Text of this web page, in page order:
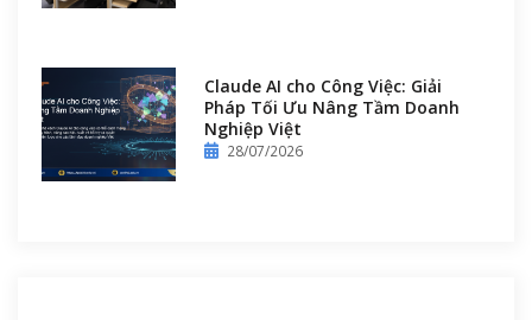
Claude AI cho Công Việc: Giải
Pháp Tối Ưu Nâng Tầm Doanh
Nghiệp Việt
28/07/2026